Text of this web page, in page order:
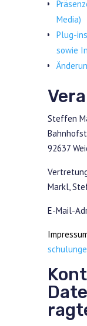
Media)
Plug-
sowie
Steffen
92637
Markl,
E-Mail-